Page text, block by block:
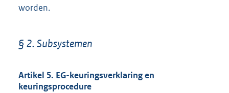
worden.
§ 2. Subsystemen
Artikel 5. EG-keuringsverklaring en
keuringsprocedure